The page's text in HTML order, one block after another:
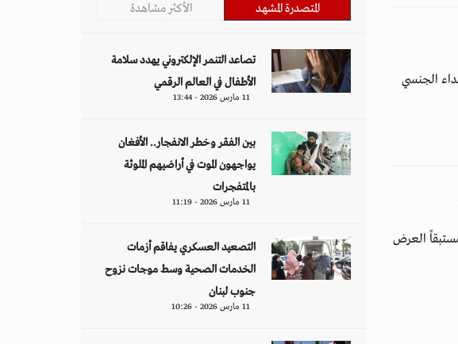
الجنسي
العرض
المتصدرة المشهد الأكثر مشاهدة
تصاعد التنمر الإلكتروني يهدد سلامة
الأطفال في العالم الرقمي
11 مارس 2026 - 13:44
بين الفقر وخطر الانفجار.. الأفغان
يواجهون الموت في أراضيهم الملوثة
بالمتفجرات
11 مارس 2026 - 11:19
التصعيد العسكري يفاقم أزمات
الخدمات الصحية وسط موجات نزوح
جنوب لبنان
11 مارس 2026 - 10:26